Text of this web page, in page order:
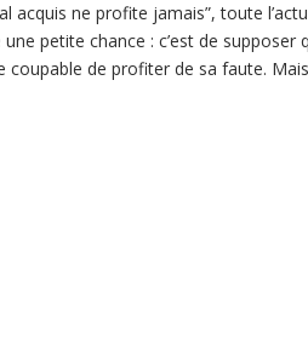
acquis ne profite jamais”, toute
petite chance : c’est de
coupable de profiter de sa faute.